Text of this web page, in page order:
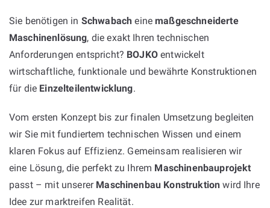
Sie benötigen in Schwabach einemaßgeschneiderte
Maschinenlösung, die exakt Ihren technischen
Anforderungen entspricht? BOJKOentwickelt
wirtschaftliche, funktionale und bewährte Konstruktionen
für die Einzelteilentwicklung.
Vom ersten Konzept bis zur finalen Umsetzung begleiten
wir Sie mit fundiertem technischen Wissen und einem
klaren Fokus auf Effizienz. Gemeinsam realisieren wir
eine Lösung, die perfekt zu Ihrem Maschinenbauprojekt
passt – mit unserer Maschinenbau Konstruktion wird Ihre
Idee zur marktreifen Realität.